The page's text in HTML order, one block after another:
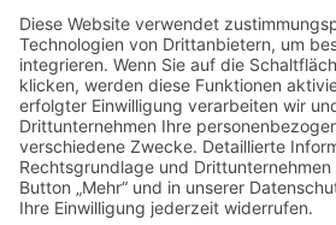
Nutzungsbedingungen|
Registrieren
Foren-Übersicht
Alle Zeiten sindUTC+02:00
Alle Cookies löschen
Powered byphpBB® Forum Software ©